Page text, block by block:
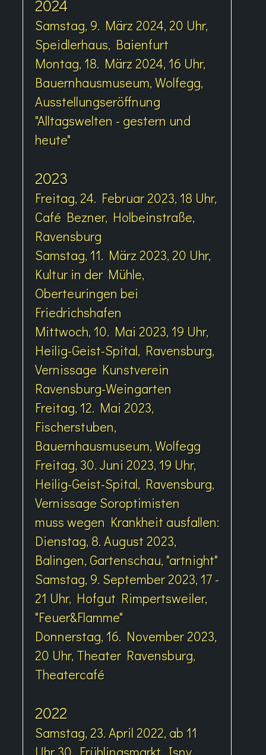
2024
Samstag, 9. März 2024, 20 Uhr,
Speidlerhaus, Baienfurt
Montag, 18. März 2024, 16 Uhr,
Bauernhausmuseum, Wolfegg,
Ausstellungseröffnung
"Alltagswelten - gestern und
heute"
2023
Freitag, 24. Februar 2023, 18 Uhr,
Café Bezner, Holbeinstraße,
Ravensburg
Samstag, 11. März 2023, 20 Uhr,
Kultur in der Mühle,
Oberteuringen bei
Friedrichshafen
Mittwoch, 10. Mai 2023, 19 Uhr,
Heilig-Geist-Spital, Ravensburg,
Vernissage Kunstverein
Ravensburg-Weingarten
Freitag, 12. Mai 2023,
Fischerstuben,
Bauernhausmuseum, Wolfegg
Freitag, 30. Juni 2023, 19 Uhr,
Heilig-Geist-Spital, Ravensburg,
Vernissage Soroptimisten
muss wegen Krankheit ausfallen:
Dienstag, 8. August 2023,
Balingen, Gartenschau, "artnight"
Samstag, 9. September 2023, 17 -
21 Uhr, Hofgut Rimpertsweiler,
"Feuer&Flamme"
Donnerstag, 16. November 2023,
20 Uhr, Theater Ravensburg,
Theatercafé
2022
Samstag, 23. April 2022, ab 11